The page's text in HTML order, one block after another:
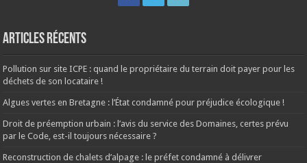
Articles récents
Pollution sur site ICPE : quand le propriétaire du terrain doit payer pour les
déchets de son locataire !
Algues vertes en Bretagne : l’État condamné pour préjudice écologique !
Droit de préemption urbain : l’avis du service des Domaines, certes prévu
par le Code, est-il toujours nécessaire ?
Reconstruction de chalets d’alpage : le préfet condamné à délivrer